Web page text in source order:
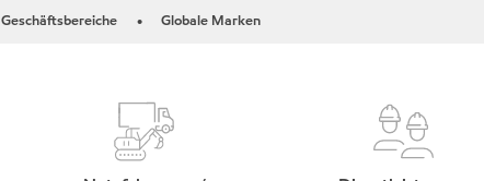
Geschäftsbereiche • Globale Marken